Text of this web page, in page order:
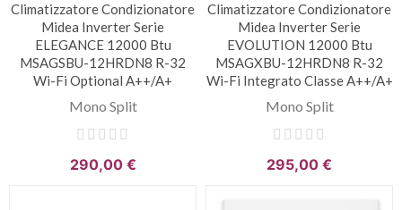
Climatizzatore Condizionatore
Midea Inverter Serie
ELEGANCE 12000 Btu
MSAGSBU-12HRDN8 R-32
Wi-Fi Optional A++/A+
Mono Split
290,00 €
Climatizzatore Condizionatore
Midea Inverter Serie
EVOLUTION 12000 Btu
MSAGXBU-12HRDN8 R-32
Wi-Fi Integrato Classe A++/A+
Mono Split
295,00 €